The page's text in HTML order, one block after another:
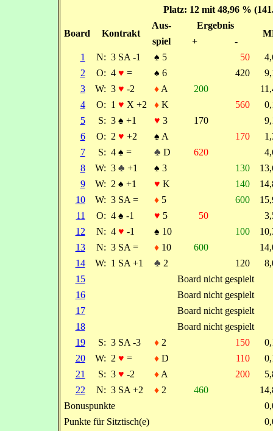
Platz: 12 mit 48,96 %
Board Kontrakt
Aus- Ergebnis
spiel +
-
1
N: 3 SA -1 ♠ 5 50
2
O: 4 ♥ = ♠ 6 420
3
W: 3 ♥ -2 ♦A 200
4
O: 1 ♥ X +2 ♦K 560
5
S: 3 ♠ +1 ♥ 3 170
6
O: 2 ♥ +2 ♠ A 170
7
S: 4 ♠ = ♣ D 620
8
W: 3 ♣ +1 ♠ 3 130
9
W: 2 ♠ +1 ♥ K 140
10
W: 3 SA = ♦5 600
11
O: 4 ♠ -1 ♥ 5 50
12
N: 4 ♥ -1 ♠ 10 100
13
N: 3 SA = ♦10 600
14
W: 1 SA +1 ♣ 2 120
15
Board nicht gespielt
16
Board nicht gespielt
17
Board nicht gespielt
18
Board nicht gespielt
19
S: 3 SA -3 ♦2 150
20
W: 2 ♥ = ♦D 110
21
S: 3 ♥ -2 ♦A 200
22
N: 3 SA +2 ♦2 460
Bonuspunkte
Punkte für Sitztisch(e)